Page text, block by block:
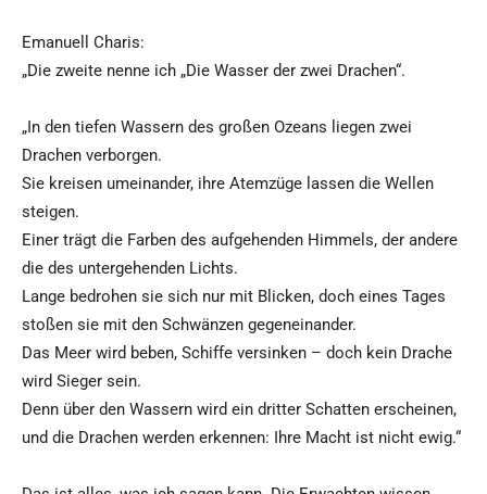
Emanuell Charis:
„Die zweite nenne ich „Die Wasser der zwei Drachen“.
„In den tiefen Wassern des großen Ozeans liegen zwei
Drachen verborgen.
Sie kreisen umeinander, ihre Atemzüge lassen die Wellen
steigen.
Einer trägt die Farben des aufgehenden Himmels, der andere
die des untergehenden Lichts.
Lange bedrohen sie sich nur mit Blicken, doch eines Tages
stoßen sie mit den Schwänzen gegeneinander.
Das Meer wird beben, Schiffe versinken – doch kein Drache
wird Sieger sein.
Denn über den Wassern wird ein dritter Schatten erscheinen,
und die Drachen werden erkennen: Ihre Macht ist nicht ewig.“